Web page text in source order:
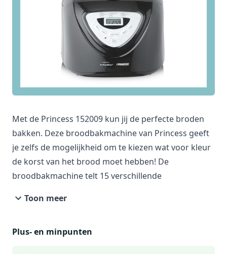
Bekijk product
€ 77,95
Verkoop door
De Bijenkorf
€ 109,00
Verkoop door
Conrad
Bekijk product
Met de Princess 152009 kun jij de perfecte broden
bakken. Deze broodbakmachine van Princess geeft
je zelfs de mogelijkheid om te kiezen wat voor kleur
de korst van het brood moet hebben! De
broodbakmachine telt 15 verschillende
programma.
Toon meer
Plus- en minpunten